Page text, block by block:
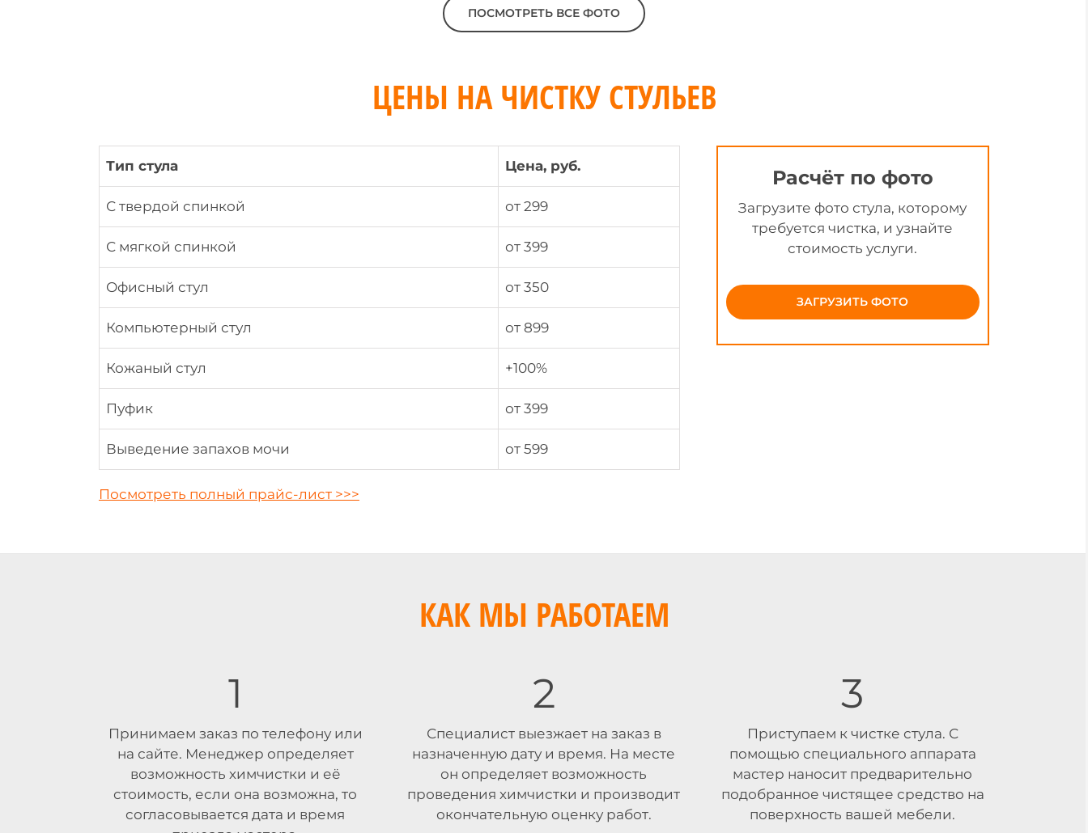
ПОСМОТРЕТЬ ВСЕ ФОТО
ЦЕНЫ НА ЧИСТКУ СТУЛЬЕВ
Тип стула Цена, руб.
С твердой спинкой от 299
С мягкой спинкой от 399
Офисный стул от 350
Компьютерный стул от 899
Кожаный стул +100%
Пуфик от 399
Выведение запахов мочи от 599
Посмотреть полный прайс-лист >>>
Расчёт по фото
Загрузите фото стула, которому
требуется чистка, и узнайте
стоимость услуги.
ЗАГРУЗИТЬ ФОТО
КАК МЫ РАБОТАЕМ
1
Принимаем заказ по телефону или
на сайте. Менеджер определяет
возможность химчистки и её
стоимость, если она возможна, то
согласовывается дата и время
2
Специалист выезжает на заказ в
назначенную дату и время. На месте
он определяет возможность
проведения химчистки и производит
окончательную оценку работ.
3
Приступаем к чистке стула. С
помощью специального аппарата
мастер наносит предварительно
подобранное чистящее средство на
поверхность вашей мебели.